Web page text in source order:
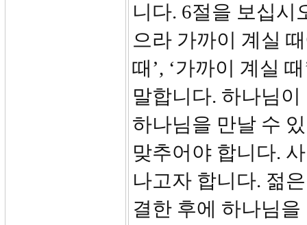
니다. 6절을 보십시
으라 가까이 계실
때’, ‘가까이 계실
말합니다. 하나님
하나님을 만날 수
맞추어야 합니다.
나고자 합니다. 젊
결한 후에 하나님